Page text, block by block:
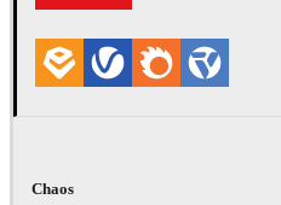
Chaos